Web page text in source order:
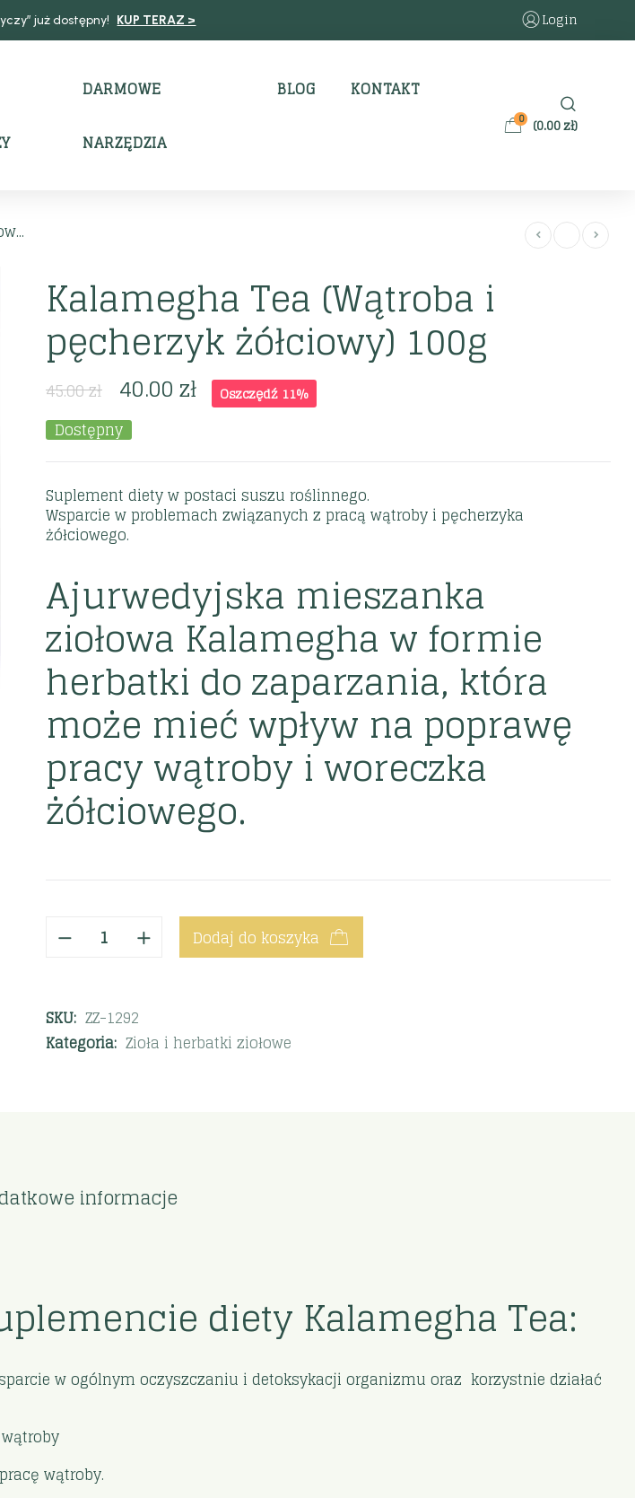
już dostępny! KUP TERAZ > Login
DARMOWE
NARZĘDZIA
BLOG KONTAKT
0 (0.00zł)
Kalamegha Tea (Wątroba i
pęcherzyk żółciowy) 100g
45.00zł 40.00zł Oszczędź 11%
Dostępny
Suplement diety w postaci suszu roślinnego.
Wsparcie w problemach związanych z pracą wątroby i pęcherzyka
żółciowego.
Ajurwedyjska mieszanka
ziołowa Kalamegha w formie
herbatki do zaparzania, która
może mieć wpływ na poprawę
pracy wątroby i woreczka
żółciowego.
Dodaj do koszyka
SKU: ZZ-1292
Kategoria: Zioła i herbatki ziołowe
informacje
diety Kalamegha Tea:
w ogólnym oczyszczaniu i detoksykacji organizmu oraz korzystnie działać
wątroby.